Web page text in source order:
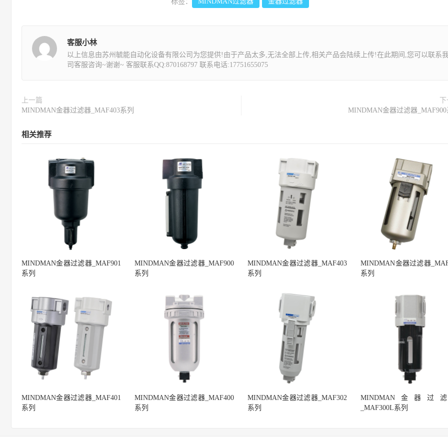
客服小林
以上信息由苏州毓能自动化设备有限公司为您提供!由于产品太多,无法全部上传,相关产品会陆续上传!在此期间,您可以联系
司客服咨询~谢谢~ 客服联系QQ:870168797 联系电话:17751655075
上一篇
MINDMAN金器过滤器_MAF403系列
MINDMAN金器过滤器_MAF900
相关推荐
MINDMAN金器过滤器_MAF901
系列
MINDMAN金器过滤器_MAF900
系列
MINDMAN金器过滤器_MAF403
系列
MINDMAN金器过滤器
系列
MINDMAN金器过滤器_MAF401
系列
MINDMAN金器过滤器_MAF400
系列
MINDMAN金器过滤器_MAF302
系列
MINDMAN金器过
_MAF300L系列